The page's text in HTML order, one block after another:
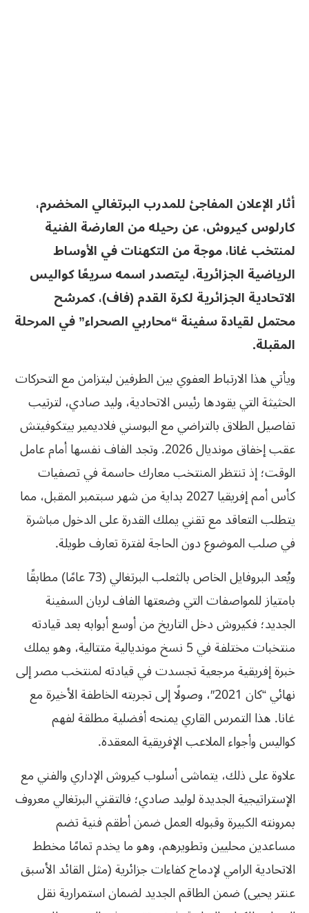
أثار الإعلان المفاجئ للمدرب البرتغالي المخضرم،
كارلوس كيروش، عن رحيله من العارضة الفنية
لمنتخب غانا، موجة من التكهنات في الأوساط
الرياضية الجزائرية، ليتصدر اسمه سريعًا كواليس
الاتحادية الجزائرية لكرة القدم (فاف)، كمرشح
محتمل لقيادة سفينة “محاربي الصحراء” في المرحلة
المقبلة.
ويأتي هذا الارتباط العفوي بين الطرفين ليتزامن مع التحركات
الحثيثة التي يقودها رئيس الاتحادية، وليد صادي، لترتيب
تفاصيل الطلاق بالتراضي مع البوسني فلاديمير بيتكوفيتش
عقب إخفاق مونديال 2026. وتجد الفاف نفسها أمام عامل
الوقت؛ إذ تنتظر المنتخب معارك حاسمة في تصفيات
كأس أمم إفريقيا 2027 بداية من شهر سبتمبر المقبل، مما
يتطلب التعاقد مع تقني يملك القدرة على الدخول مباشرة
في صلب الموضوع دون الحاجة لفترة تعارف طويلة.
ويُعد البروفايل الخاص بالثعلب البرتغالي (73 عامًا) مطابقًا
بامتياز للمواصفات التي وضعتها الفاف لربان السفينة
الجديد؛ فكيروش دخل التاريخ من أوسع أبوابه بعد قيادته
منتخبات مختلفة في 5 نسخ مونديالية متتالية، وهو يملك
خبرة إفريقية مرجعية تجسدت في قيادته لمنتخب مصر إلى
نهائي “كان 2021″، وصولًا إلى تجربته الخاطفة الأخيرة مع
غانا. هذا التمرس القاري يمنحه أفضلية مطلقة لفهم
كواليس وأجواء الملاعب الإفريقية المعقدة.
علاوة على ذلك، يتماشى أسلوب كيروش الإداري والفني مع
الإستراتيجية الجديدة لوليد صادي؛ فالتقني البرتغالي معروف
بمرونته الكبيرة وقبوله العمل ضمن أطقم فنية تضم
مساعدين محليين وتطويرهم، وهو ما يخدم تمامًا مخطط
الاتحادية الرامي لإدماج كفاءات جزائرية (مثل القائد الأسبق
عنتر يحيى) ضمن الطاقم الجديد لضمان استمرارية نقل